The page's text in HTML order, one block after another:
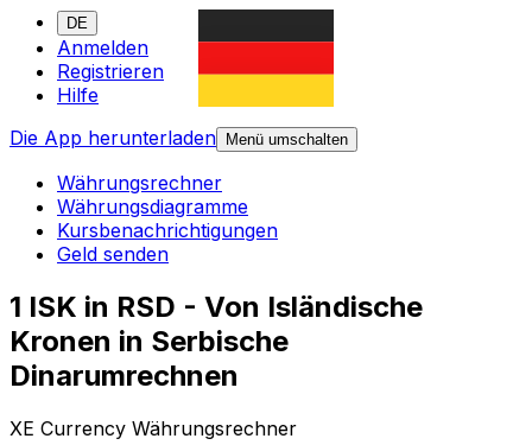
DE
Anmelden
Registrieren
Hilfe
Die App herunterladen
Menü umschalten
Währungsrechner
Währungsdiagramme
Kursbenachrichtigungen
Geld senden
1 ISK in RSD - Von Isländische
Kronen in Serbische
Dinarumrechnen
XE Currency Währungsrechner